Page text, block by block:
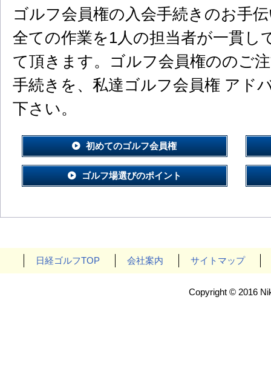
ゴルフ会員権の入会手続きのお手
全ての作業を1人の担当者が一貫し
て頂きます。ゴルフ会員権ののご
手続きを、私達ゴルフ会員権 アド
下さい。
初めてのゴルフ会員権
ゴルフ場選びのポイント
日経ゴルフTOP 会社案内 サイトマップ
Copyright © 2016